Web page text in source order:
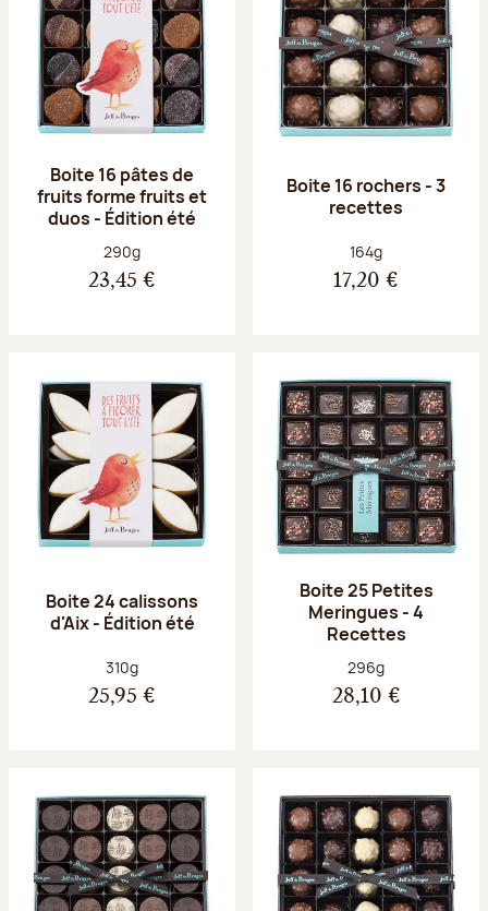
Boite 16 pâtes de
fruits forme fruits et
duos - Édition été
Poids net :
290g
23,45 €
Boite 16 rochers - 3
recettes
Poids net :
164g
17,20 €
Boite 24 calissons
d'Aix - Édition été
Poids net :
310g
25,95 €
Boite 25 Petites
Meringues - 4
Recettes
Poids net :
296g
28,10 €